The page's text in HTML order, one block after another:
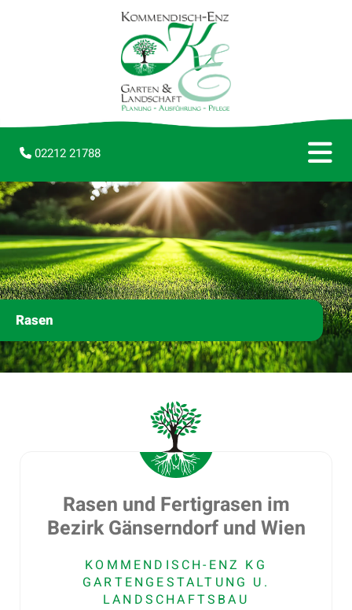
 02212 21788
Rasen
Rasen und Fertigrasen im
Bezirk Gänserndorf und Wien
KOMMENDISCH-ENZ KG
GARTENGESTALTUNG U.
LANDSCHAFTSBAU